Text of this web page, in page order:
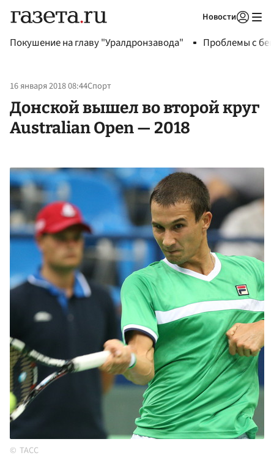
Новости
Покушение на главу "Уралдронзавода" Проблемы с
16 января 2018 08:44Спорт
Донской вышел во второй круг
Australian Open — 2018
ТАСС